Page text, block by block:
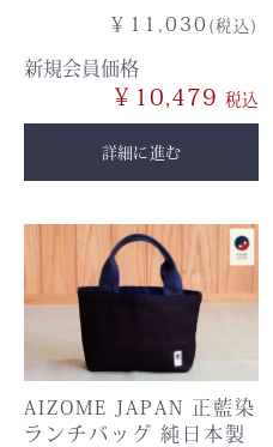
￥11,030 (税込)
新規会員価格
￥10,479
詳細に進む
AIZOME JAPAN 正藍染
ランチバッグ 純日本製